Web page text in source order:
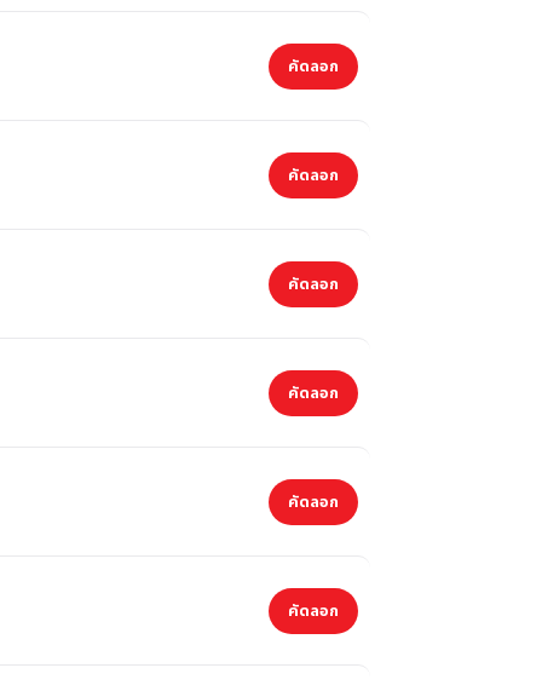
คัดลอก
คัดลอก
คัดลอก
คัดลอก
คัดลอก
คัดลอก